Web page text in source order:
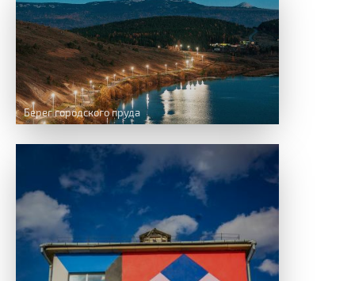
Берег городского пруда